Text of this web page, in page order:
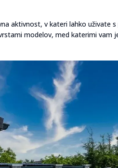
aktivnost, v kateri lahko uživate
modelov, med katerimi vam